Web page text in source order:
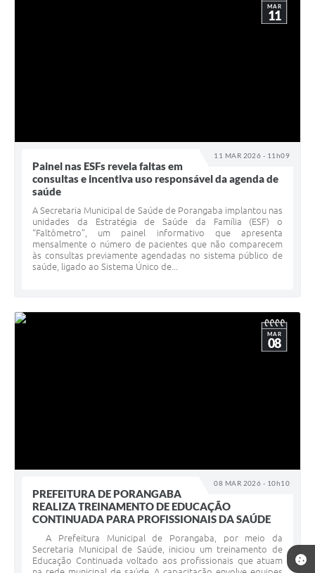
11 MAR 2026 - 11h09
MAR
11
Painel nas ESFs revela faltas em
consultas e incentiva uso responsável da agenda de
saúde
A Secretaria Municipal de Saúde de Porangaba implantou nas
unidades da Estratégia de Saúde da Família (ESF) o
“Faltômetro”, um painel informativo que apresenta
mensalmente o número de pacientes que não comparecem
às consultas previamente agendadas no sistema público de
saúde, ligado ao Sistema Único de...
08 MAR 2026 - 10h10
MAR
08
PREFEITURA DE PORANGABA
REALIZA TREINAMENTO DE EDUCAÇÃO
CONTINUADA PARA PROFISSIONAIS DA SAÚDE
A Prefeitura Municipal de Porangaba, por meio da
Secretaria Municipal de Saúde, iniciou um treinamento de
Educação Continuada voltado aos profissionais que atuam